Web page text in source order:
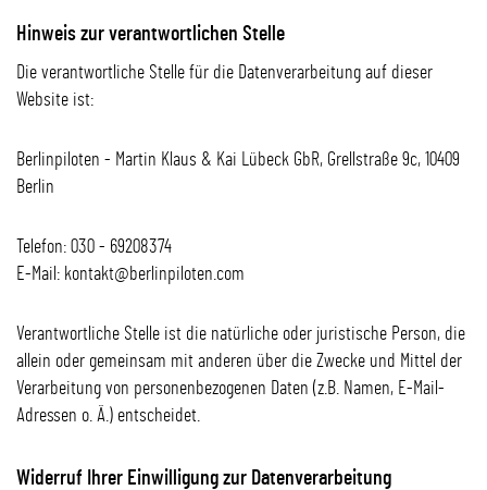
Hinweis zur verantwortlichen Stelle
Die verantwortliche Stelle für die Datenverarbeitung auf dieser
Website ist:
Berlinpiloten - Martin Klaus & Kai Lübeck GbR, Grellstraße 9c, 10409
Berlin
Telefon: 030 - 69208374
E-Mail: kontakt@berlinpiloten.com
Verantwortliche Stelle ist die natürliche oder juristische Person, die
allein oder gemeinsam mit anderen über die Zwecke und Mittel der
Verarbeitung von personenbezogenen Daten (z.B. Namen, E-Mail-
Adressen o. Ä.) entscheidet.
Widerruf Ihrer Einwilligung zur Datenverarbeitung